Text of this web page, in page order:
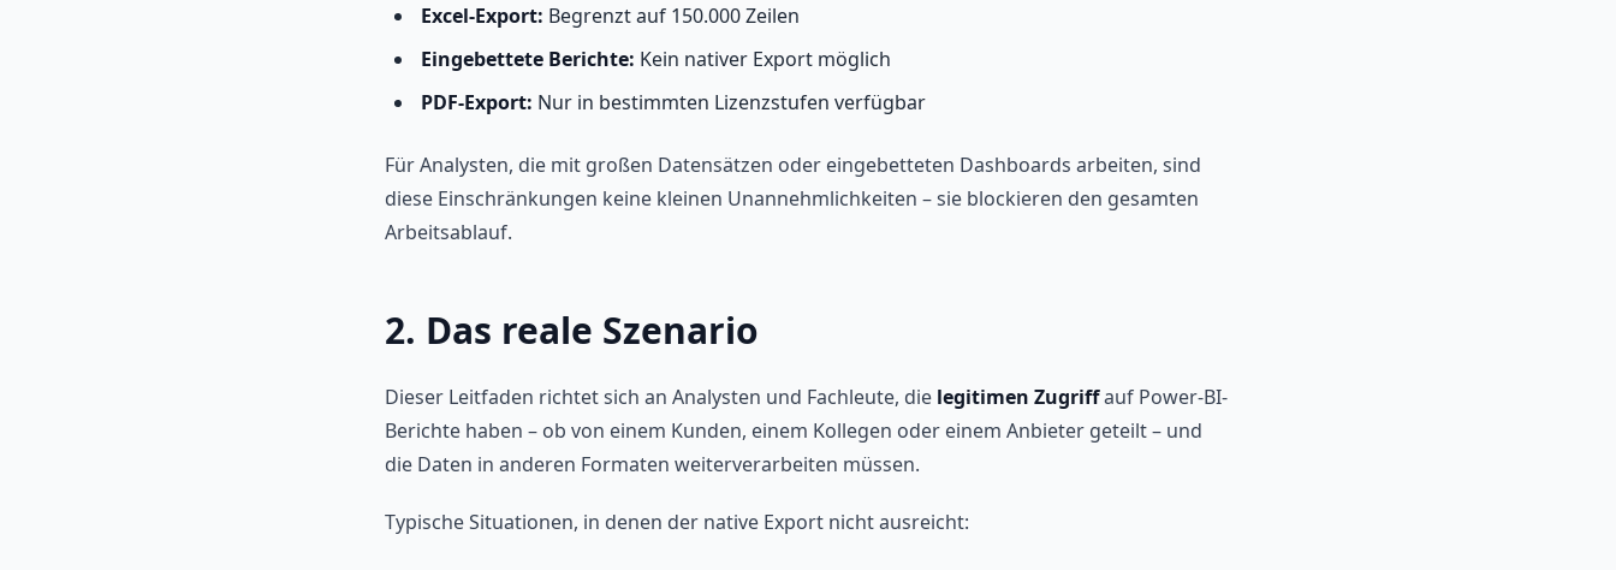
Excel-Export: Begrenzt auf 150.000 Zeilen
Eingebettete Berichte: Kein nativer Export möglich
PDF-Export: Nur in bestimmten Lizenzstufen verfügbar
Für Analysten, die mit großen Datensätzen oder eingebetteten Dashboards arbeiten, sind
diese Einschränkungen keine kleinen Unannehmlichkeiten – sie blockieren den gesamten
Arbeitsablauf.
2. Das reale Szenario
Dieser Leitfaden richtet sich an Analysten und Fachleute, die legitimen Zugriffauf Power-BI-
Berichte haben – ob von einem Kunden, einem Kollegen oder einem Anbieter geteilt – und
die Daten in anderen Formaten weiterverarbeiten müssen.
Typische Situationen, in denen der native Export nicht ausreicht: